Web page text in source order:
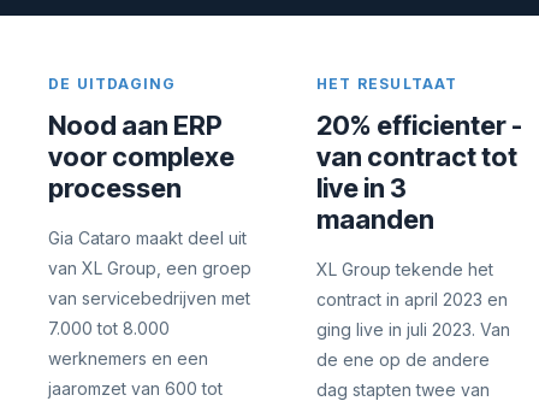
DE UITDAGING
Nood aan ERP
voor complexe
processen
Gia Cataro maakt deel uit
van XL Group, een groep
van servicebedrijven met
7.000 tot 8.000
werknemers en een
jaaromzet van 600 tot
HET RESULTAAT
20% efficienter -
van contract tot
live in 3
maanden
XL Group tekende het
contract in april 2023 en
ging live in juli 2023. Van
de ene op de andere
dag stapten twee van